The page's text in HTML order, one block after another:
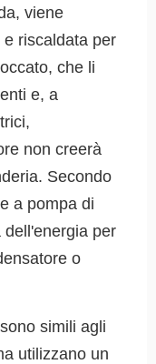
viene
riscaldata per
che li
e, a
non creerà
Secondo
a pompa di
per
o
simili agli
utilizzano un